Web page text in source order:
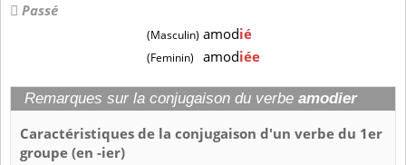
Passé
(Masculin) amodié
(Feminin) amodiée
Remarques sur la conjugaison du verbe amodier
Caractéristiques de la conjugaison d'un verbe du 1er
groupe (en -ier)